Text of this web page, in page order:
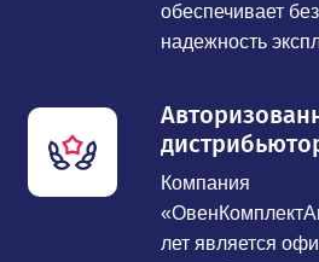
обеспечивает
надежность
Компания
лет является